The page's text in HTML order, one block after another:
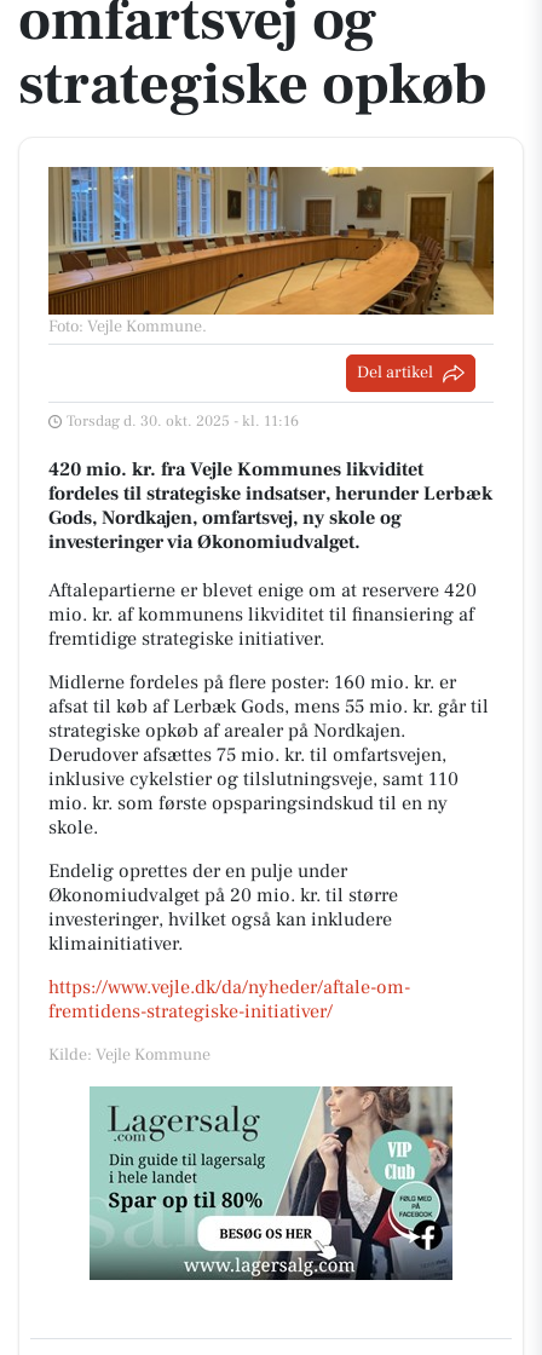
omfartsvej og
strategiske opkøb
Foto: Vejle Kommune.
Del artikel
Torsdag d. 30. okt. 2025 - kl. 11:16
420 mio. kr. fra Vejle Kommunes likviditet
fordeles til strategiske indsatser, herunder Lerbæk
Gods, Nordkajen, omfartsvej, ny skole og
investeringer via Økonomiudvalget.
Aftalepartierne er blevet enige om at reservere 420
mio. kr. af kommunens likviditet til finansiering af
fremtidige strategiske initiativer.
Midlerne fordeles på flere poster: 160 mio. kr. er
afsat til køb af Lerbæk Gods, mens 55 mio. kr. går til
strategiske opkøb af arealer på Nordkajen.
Derudover afsættes 75 mio. kr. til omfartsvejen,
inklusive cykelstier og tilslutningsveje, samt 110
mio. kr. som første opsparingsindskud til en ny
skole.
Endelig oprettes der en pulje under
Økonomiudvalget på 20 mio. kr. til større
investeringer, hvilket også kan inkludere
klimainitiativer.
https://www.vejle.dk/da/nyheder/aftale-om-
fremtidens-strategiske-initiativer/
Kilde: Vejle Kommune